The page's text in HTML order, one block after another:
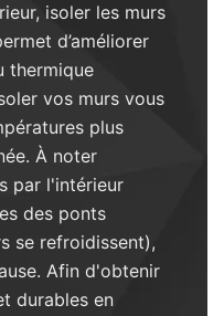
isoler les murs
d’améliorer
thermique
vos murs vous
plus
À noter
par l'intérieur
des ponts
se refroidissent),
Afin d'obtenir
durables en